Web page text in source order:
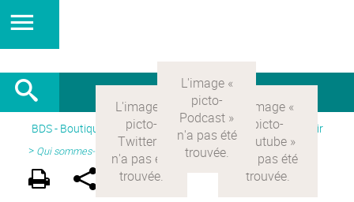
BDS - Boutique des sciences Version Française> Découvrir
> Qui sommes-nous ?